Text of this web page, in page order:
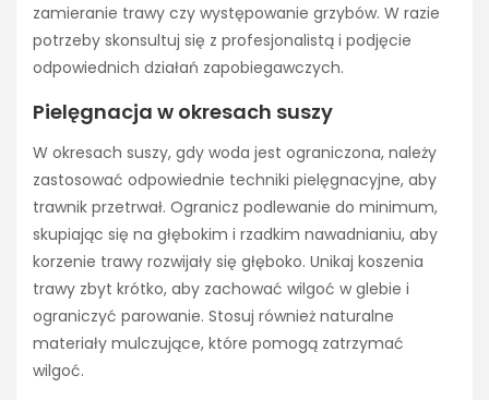
zamieranie trawy czy występowanie grzybów. W razie
potrzeby skonsultuj się z profesjonalistą i podjęcie
odpowiednich działań zapobiegawczych.
Pielęgnacja w okresach suszy
W okresach suszy, gdy woda jest ograniczona, należy
zastosować odpowiednie techniki pielęgnacyjne, aby
trawnik przetrwał. Ogranicz podlewanie do minimum,
skupiając się na głębokim i rzadkim nawadnianiu, aby
korzenie trawy rozwijały się głęboko. Unikaj koszenia
trawy zbyt krótko, aby zachować wilgoć w glebie i
ograniczyć parowanie. Stosuj również naturalne
materiały mulczujące, które pomogą zatrzymać
wilgoć.